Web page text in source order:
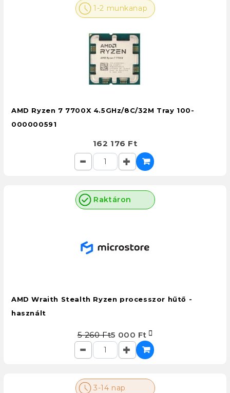
1-2 munkanap
AMD Ryzen 7 7700X 4.5GHz/8C/32M Tray 100-
000000591
162 176 Ft
Raktáron
AMD Wraith Stealth Ryzen processzor hűtő -
használt
5 260 Ft5 000 Ft
3-14 nap